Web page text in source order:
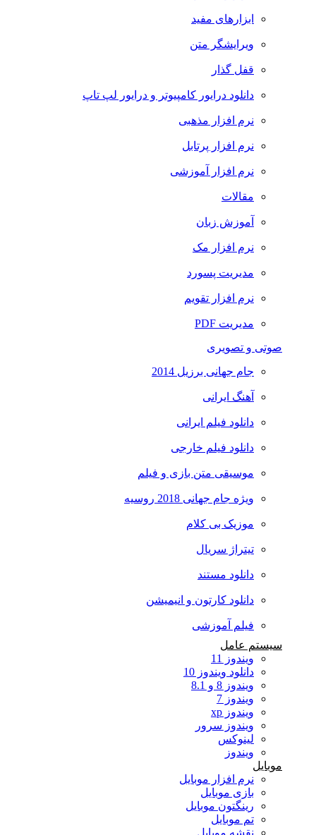
ابزارهای مفید
ویرایشگر متن
قفل گذار
دانلود درایور کامپیوتر و درایور لپ تاپ
نرم افزار مذهبی
نرم افزار پرتابل
نرم افزار آموزشی
مقالات
آموزش زبان
نرم افزار مک
مدیریت پسورد
نرم افزار تقویم
مدیریت PDF
صوتی و تصویری
جام جهانی برزیل 2014
آهنگ ایرانی
دانلود فیلم ایرانی
دانلود فیلم خارجی
موسیقی متن بازی و فیلم
ویژه جام جهانی 2018 روسیه
موزیک بی کلام
تیتراژ سریال
دانلود مستند
دانلود کارتون و انیمیشن
فیلم آموزشی
سیستم عامل
ویندوز 11
دانلود ویندوز 10
ویندوز 8 و 8.1
ویندوز 7
ویندوز xp
ویندوز سرور
لینوکس
ویندوز
موبایل
نرم افزار موبایل
بازی موبایل
رینگتون موبایل
تم موبایل
نقشه موبایل